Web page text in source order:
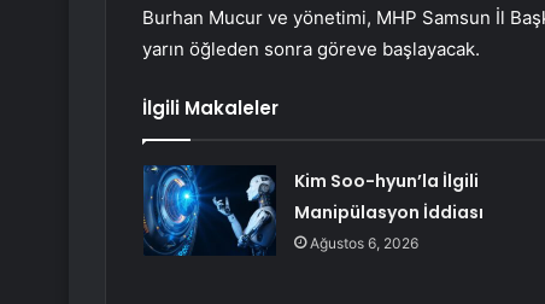
Burhan Mucur ve yönetimi, MHP Samsun İl
yarın öğleden sonra göreve başlayacak.
İlgili Makaleler
Kim Soo-hyun’la İlgili
Manipülasyon İddiası
Ağustos 6, 2026